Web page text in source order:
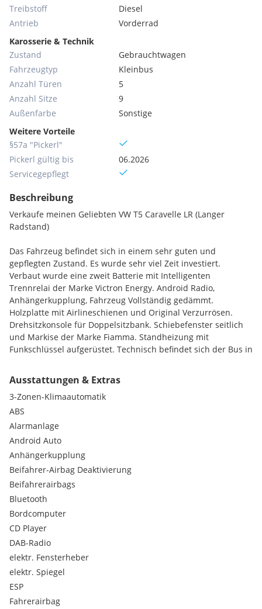
Treibstoff
Diesel
Antrieb
Vorderrad
Karosserie & Technik
Zustand
Gebrauchtwagen
Fahrzeugtyp
Kleinbus
Anzahl Türen
5
Anzahl Sitze
9
Außenfarbe
Sonstige
Weitere Vorteile
§57a "Pickerl"
Pickerl gültig bis
06.2026
Servicegepflegt
Beschreibung
Verkaufe meinen Geliebten VW T5 Caravelle LR (Langer
Radstand)
Das Fahrzeug befindet sich in einem sehr guten und
gepflegten Zustand. Es wurde sehr viel Zeit investiert.
Verbaut wurde eine zweit Batterie mit Intelligenten
Trennrelai der Marke Victron Energy. Android Radio,
Anhängerkupplung, Fahrzeug Vollständig gedämmt.
Holzplatte mit Airlineschienen und Original Verzurrösen.
Drehsitzkonsole für Doppelsitzbank. Schiebefenster seitlich
und Markise der Marke Fiamma. Standheizung mit
Funkschlüssel aufgerüstet. Technisch befindet sich der Bus in
Zahnriemen bereits erneuert.Neue Sommerreifen kein
Winterbetrieb meinerseits. Alles aufzuzählen sprengt den
Rahmen. Der Bus wird als 9 Sitzer verkauft !!! Komplettes
Campingzubehör auch vorhanden würde ich extra verkaufen.
Für weitere Fragen einfach melden.
Ausstattungen & Extras
3-Zonen-Klimaautomatik
ABS
Alarmanlage
Android Auto
Anhängerkupplung
Beifahrer-Airbag Deaktivierung
Beifahrerairbags
Bluetooth
Bordcomputer
CD Player
DAB-Radio
elektr. Fensterheber
elektr. Spiegel
ESP
Fahrerairbag